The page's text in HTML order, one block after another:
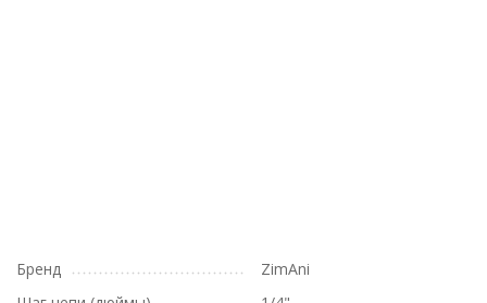
Бренд
ZimAni